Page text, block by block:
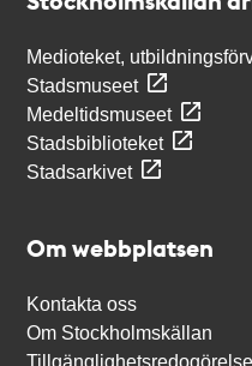
Medioteket,
Stadsmuseet
Medeltidsmuseet
Stadsbiblioteket
Stadsarkivet
Om webbplatsen
Kontakta oss
Om Stockholmskällan
Tillgänglighetsredogörelse